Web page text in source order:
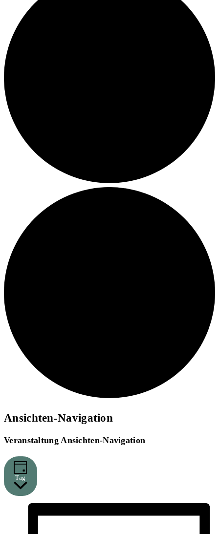
Veranstaltungen
April
28,
2026
Ansichten-Navigation
Veranstaltung Ansichten-Navigation
Tag